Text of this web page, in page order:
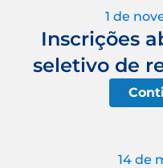
1 de
Inscrições
seletivo de
14 de